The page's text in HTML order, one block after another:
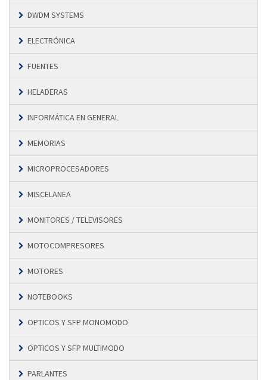
DWDM SYSTEMS
ELECTRÓNICA
FUENTES
HELADERAS
INFORMÁTICA EN GENERAL
MEMORIAS
MICROPROCESADORES
MISCELANEA
MONITORES / TELEVISORES
MOTOCOMPRESORES
MOTORES
NOTEBOOKS
OPTICOS Y SFP MONOMODO
OPTICOS Y SFP MULTIMODO
PARLANTES